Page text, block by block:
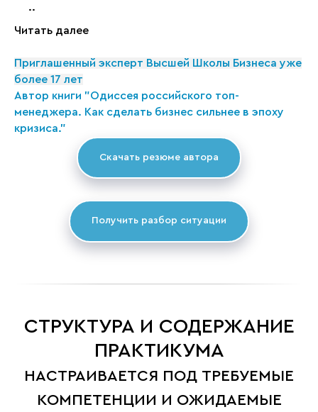
..
Читать далее
Приглашенный эксперт Высшей Школы Бизнеса уже
более 17 лет
Автор книги "Одиссея российского топ-
менеджера. Как сделать бизнес сильнее в эпоху
кризиса."
Скачать резюме автора
Получить разбор ситуации
СТРУКТУРА И СОДЕРЖАНИЕ
ПРАКТИКУМА
НАСТРАИВАЕТСЯ ПОД ТРЕБУЕМЫЕ
КОМПЕТЕНЦИИ И ОЖИДАЕМЫЕ